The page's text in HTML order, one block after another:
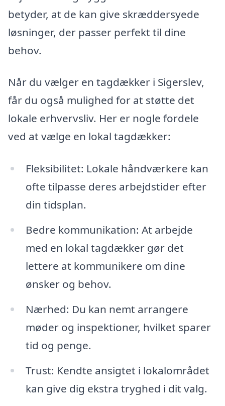
betyder, at de kan give skræddersyede
løsninger, der passer perfekt til dine
behov.
Når du vælger en tagdækker i Sigerslev,
får du også mulighed for at støtte det
lokale erhvervsliv. Her er nogle fordele
ved at vælge en lokal tagdækker:
Fleksibilitet: Lokale håndværkere kan
ofte tilpasse deres arbejdstider efter
din tidsplan.
Bedre kommunikation: At arbejde
med en lokal tagdækker gør det
lettere at kommunikere om dine
ønsker og behov.
Nærhed: Du kan nemt arrangere
møder og inspektioner, hvilket sparer
tid og penge.
Trust: Kendte ansigtet i lokalområdet
kan give dig ekstra tryghed i dit valg.